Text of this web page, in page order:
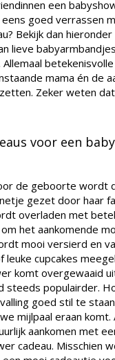
een
goed verrassen
Bekijk dan
lieve
Allemaal
mama én de
Zeker weten
voor een
de geboorte wordt
gezet door haar
overladen met
het aankomende
mooi versierd en
leuke cupcakes
komt overgewaaid
steeds populairder.
goed stil te
mijlpaal eraan
aankomen met
cadeau. Misschien